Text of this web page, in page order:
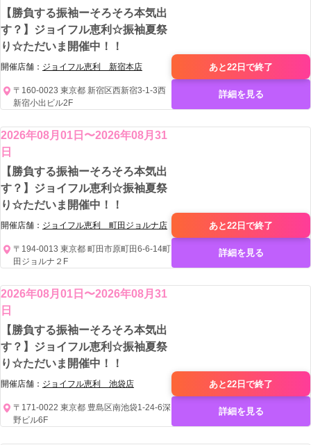
【勝負する振袖ーそろそろ本気出
す？】ジョイフル恵利☆振袖夏祭
り☆ただいま開催中！！
開催店舗： ジョイフル恵利 新宿本店
〒160-0023 東京都 新宿区西新宿3-1-3西
新宿小出ビル2F
あと22日で終了
詳細を見る
2026年08月01日〜2026年08月31
日
【勝負する振袖ーそろそろ本気出
す？】ジョイフル恵利☆振袖夏祭
り☆ただいま開催中！！
開催店舗： ジョイフル恵利 町田ジョルナ店
〒194-0013 東京都 町田市原町田6-6-14町
田ジョルナ２F
あと22日で終了
詳細を見る
2026年08月01日〜2026年08月31
日
【勝負する振袖ーそろそろ本気出
す？】ジョイフル恵利☆振袖夏祭
り☆ただいま開催中！！
開催店舗： ジョイフル恵利 池袋店
〒171-0022 東京都 豊島区南池袋1-24-6深
野ビル6F
あと22日で終了
詳細を見る